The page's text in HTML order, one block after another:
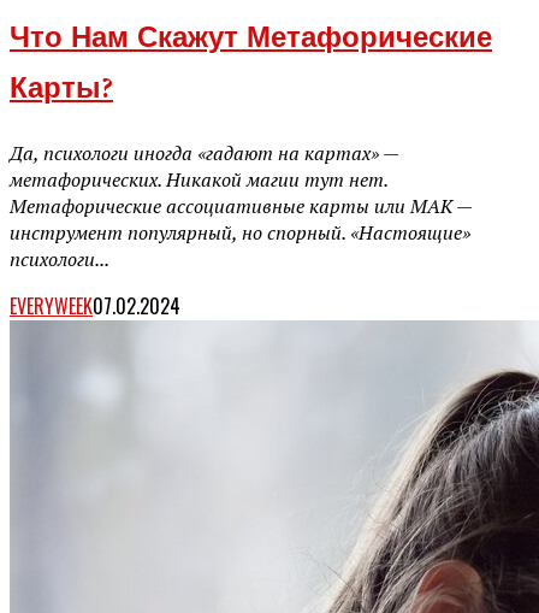
Что Нам Скажут Метафорические
Карты?
Да, психологи иногда «гадают на картах» —
метафорических. Никакой магии тут нет.
Метафорические ассоциативные карты или МАК —
инструмент популярный, но спорный. «Настоящие»
психологи...
EVERYWEEK07.02.2024